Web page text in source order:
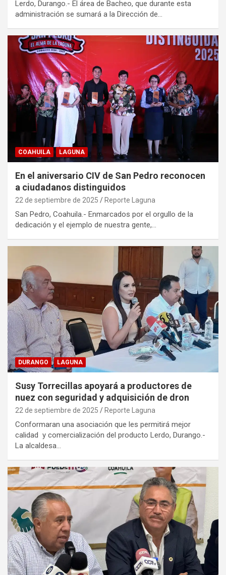
Lerdo, Durango.- El área de Bacheo, que durante esta
administración se sumará a la Dirección de…
COAHUILA LAGUNA
En el aniversario CIV de San Pedro reconocen
a ciudadanos distinguidos
22 de septiembre de 2025 Reporte Laguna
San Pedro, Coahuila.- Enmarcados por el orgullo de la
dedicación y el ejemplo de nuestra gente,…
DURANGO LAGUNA
Susy Torrecillas apoyará a productores de
nuez con seguridad y adquisición de dron
22 de septiembre de 2025 Reporte Laguna
Conformaran una asociación que les permitirá mejor
calidad y comercialización del producto Lerdo, Durango.-
La alcaldesa…